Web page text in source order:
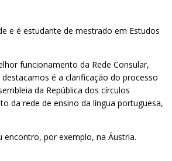
e é estudante de mestrado em Estudos
funcionamento da Rede Consular,
é a clarificação do processo
da República dos círculos
da rede de ensino da língua portuguesa,
encontro, por exemplo, na Áustria.